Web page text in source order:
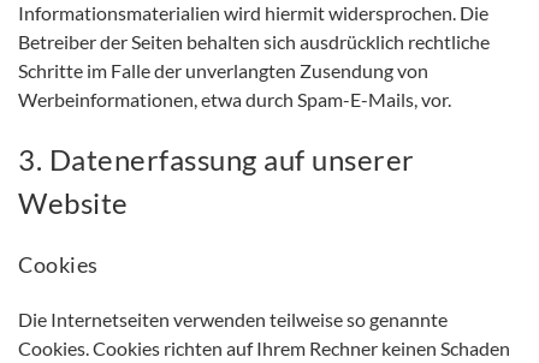
Informationsmaterialien wird hiermit widersprochen. Die
Betreiber der Seiten behalten sich ausdrücklich rechtliche
Schritte im Falle der unverlangten Zusendung von
Werbeinformationen, etwa durch Spam-E-Mails, vor.
3. Datenerfassung auf unserer
Website
Cookies
Die Internetseiten verwenden teilweise so genannte
Cookies. Cookies richten auf Ihrem Rechner keinen Schaden